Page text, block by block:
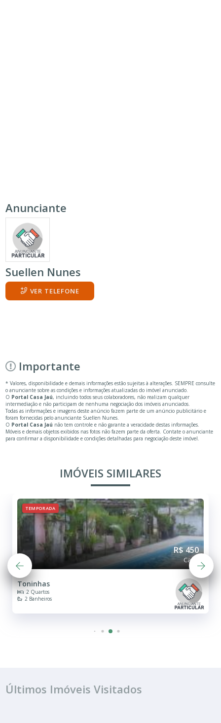
Anunciante
Suellen Nunes
VER TELEFONE
Importante
* Valores, disponibilidade e demais informações estão sujeitas à alterações. SEMPRE consulte
o anunciante sobre as condições e informações atualizadas do imóvel anunciado.
O Portal Casa Jaú, incluindo todos seus colaboradores, não realizam qualquer
intermediação e não participam de nenhuma negociação dos imóveis anunciados.
Todas as informações e imagens deste anúncio fazem parte de um anúncio publicitário e
foram fornecidas pelo anunciante Suellen Nunes.
O Portal Casa Jaú não tem controle e não garante a veracidade destas informações.
Móveis e demais objetos exibidos nas fotos não fazem parte da oferta. Contate o anunciante
para confirmar a disponibilidade e condições detalhadas para negociação deste imóvel.
IMÓVEIS SIMILARES
TEMPORADA
R$ 450
Casa
Toninhas
2 Quartos
2 Banheiros
Últimos Imóveis Visitados